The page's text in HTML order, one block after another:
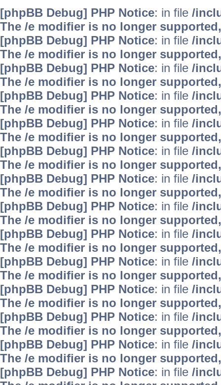
[phpBB Debug] PHP Notice: in file /
The /e modifier is no longer
[phpBB Debug] PHP Notice: in file /
The /e modifier is no longer
[phpBB Debug] PHP Notice: in file /
The /e modifier is no longer
[phpBB Debug] PHP Notice: in file /
The /e modifier is no longer
[phpBB Debug] PHP Notice: in file /
The /e modifier is no longer
[phpBB Debug] PHP Notice: in file /
The /e modifier is no longer
[phpBB Debug] PHP Notice: in file /
The /e modifier is no longer
[phpBB Debug] PHP Notice: in file /
The /e modifier is no longer
[phpBB Debug] PHP Notice: in file /
The /e modifier is no longer
[phpBB Debug] PHP Notice: in file /
The /e modifier is no longer
[phpBB Debug] PHP Notice: in file /
The /e modifier is no longer
[phpBB Debug] PHP Notice: in file /
The /e modifier is no longer
[phpBB Debug] PHP Notice: in file /
The /e modifier is no longer
[phpBB Debug] PHP Notice: in file /